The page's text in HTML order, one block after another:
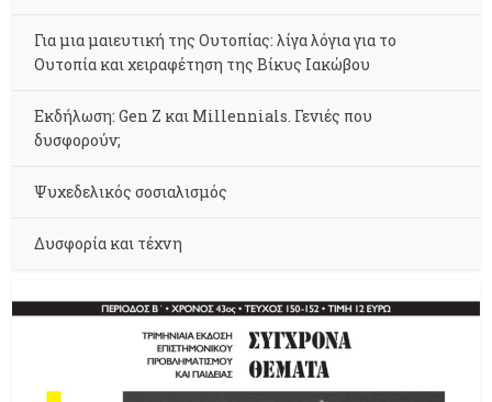
Για μια μαιευτική της Ουτοπίας: λίγα λόγια για το
Ουτοπία και χειραφέτηση της Βίκυς Ιακώβου
Εκδήλωση: Gen Z και Millennials. Γενιές που
δυσφορούν;
Ψυχεδελικός σοσιαλισμός
Δυσφορία και τέχνη